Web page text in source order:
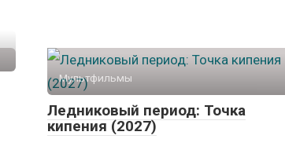
Мультфильмы
Ледниковый период: Точка
кипения (2027)